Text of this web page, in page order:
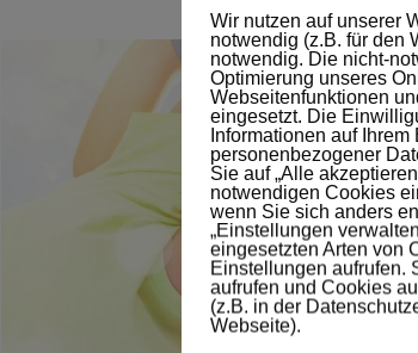
Wir nutzen auf unserer
notwendig (z.B. für den
notwendig. Die nicht-
Optimierung unseres
Webseitenfunktionen
eingesetzt. Die
Informationen auf
personenbezogener
Sie auf „Alle
notwendigen Cookies
wenn Sie sich anders
„Einstellungen
eingesetzten Arten von
Einstellungen aufrufen.
aufrufen und Cookies
(z.B. in der
Webseite).